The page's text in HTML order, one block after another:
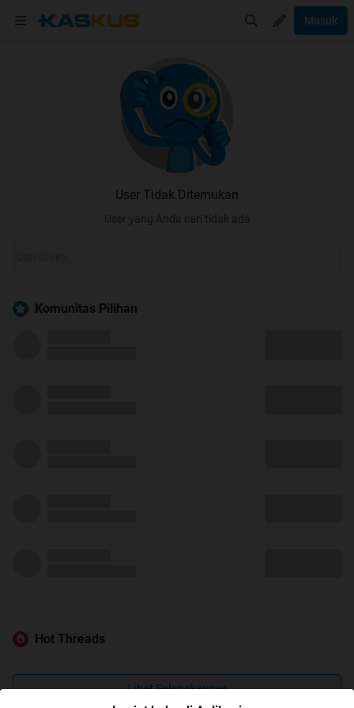
Masuk
User Tidak Ditemukan
User yang Anda cari tidak ada
Komunitas Pilihan
Hot Threads
Lihat Selengkapnya